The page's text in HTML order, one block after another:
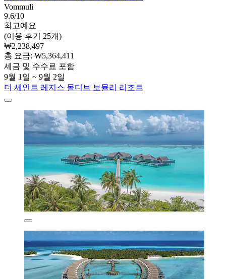
Vommuli
9.6/10
최고예요
(이용 후기 25개)
₩2,238,497
총 요금: ₩5,364,411
세금 및 수수료 포함
9월 1일 ~ 9월 2일
더 세인트 레지스 몰디브 보뮬리 리조트